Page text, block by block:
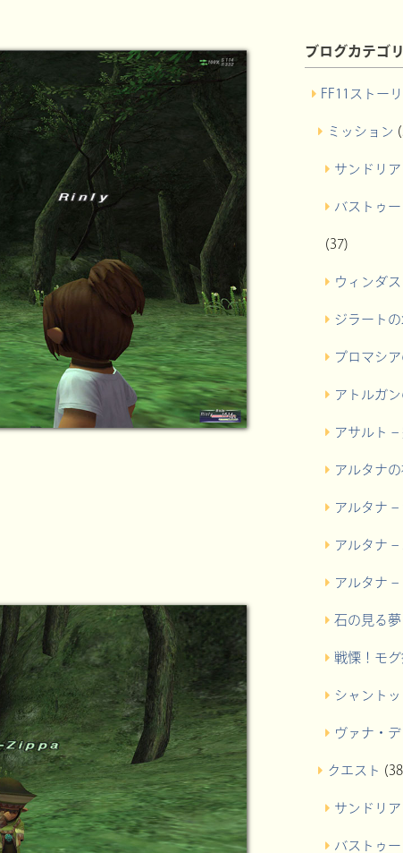
ブログカテゴ
FF11ストー
ミッション
サンドリ
バストゥ
(37)
ウィンダ
ジラート
プロマシ
アトルガ
アサルト –
アルタナ
アルタナ –
アルタナ –
アルタナ –
石の見る夢
戦慄！モ
シャント
ヴァナ・
クエスト
サンドリ
バストゥ